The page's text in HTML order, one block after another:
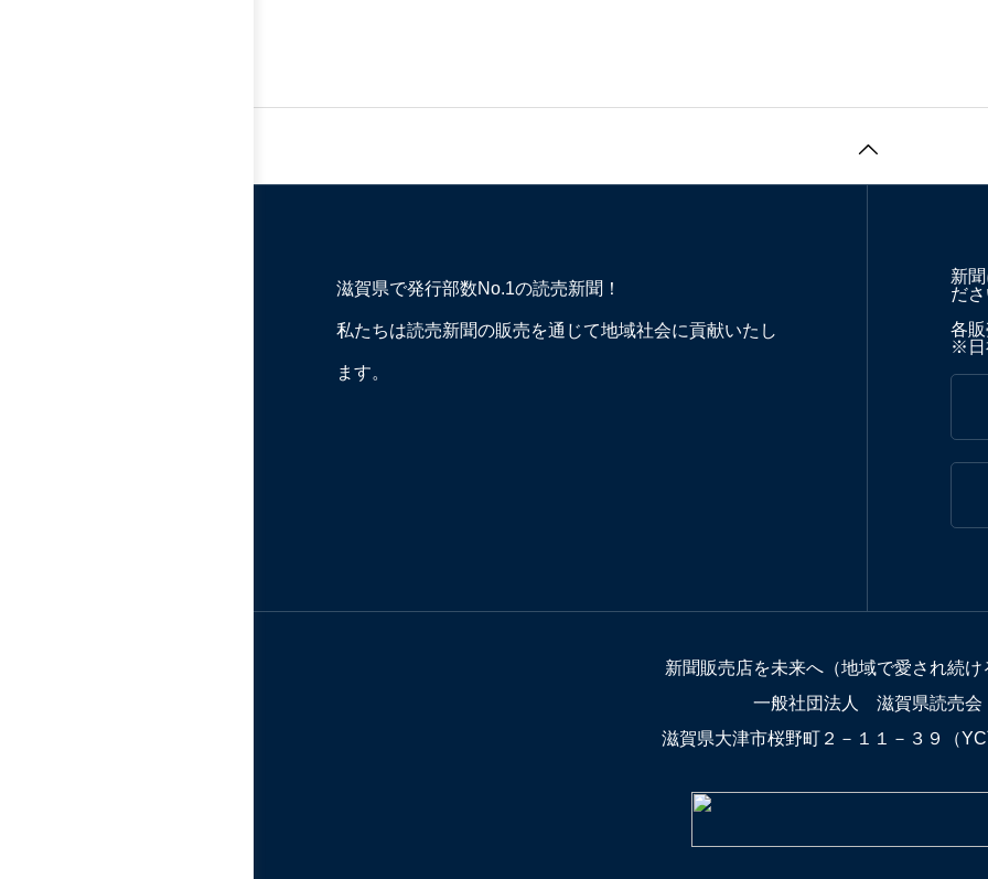
滋賀県で発行部数No.1の読売新聞！
私たちは読売新聞の販売を通じて地域社会に貢献いたし
ます。
新
だ
各
※日
新聞販売店を未来へ（地域で愛され続け
一般社団法人 滋賀県読売会
滋賀県大津市桜野町２－１１－３９（